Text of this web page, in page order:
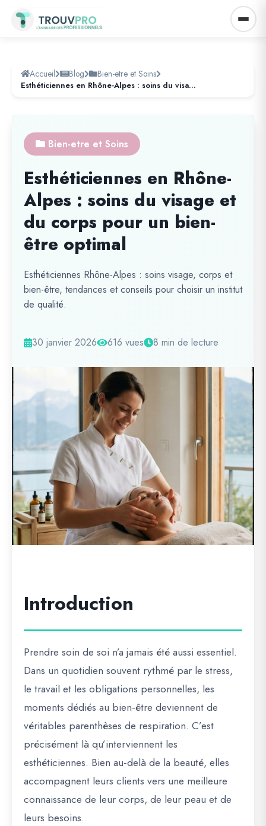
Accueil Blog Bien-etre et Soins
Esthéticiennes en Rhône-Alpes : soins du visage et du corps pour un bien-être optimal
Bien-etre et Soins
Esthéticiennes en Rhône-
Alpes : soins du visage et
du corps pour un bien-
être optimal
Esthéticiennes Rhône-Alpes : soins visage, corps et
bien-être, tendances et conseils pour choisir un institut
de qualité.
30 janvier 2026 616 vues 8 min de lecture
Introduction
Prendre soin de soi n’a jamais été aussi essentiel.
Dans un quotidien souvent rythmé par le stress,
le travail et les obligations personnelles, les
moments dédiés au bien-être deviennent de
véritables parenthèses de respiration. C’est
précisément là qu’interviennent les
esthéticiennes. Bien au-delà de la beauté, elles
accompagnent leurs clients vers une meilleure
connaissance de leur corps, de leur peau et de
leurs besoins.